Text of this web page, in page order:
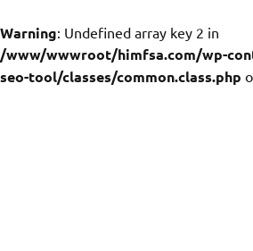
Warning: Undefined array key 2 in
/www/wwwroot/himfsa.com/wp-
seo-tool/classes/common.class.php